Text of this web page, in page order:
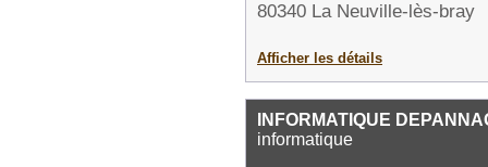
80340 La Neuville-lès-bray
Afficher les détails
INFORMATIQUE
informatique